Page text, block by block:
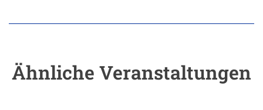
Ähnliche Veranstaltungen